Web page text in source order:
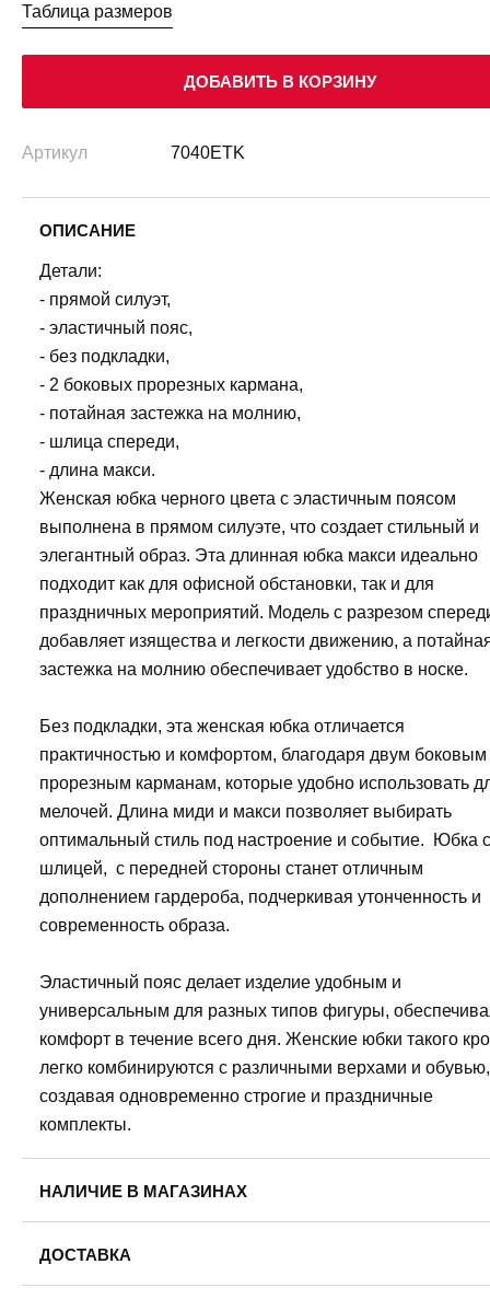
Таблица размеров
ДОБАВИТЬ В КОРЗИНУ
Артикул 7040ETK
ОПИСАНИЕ
Детали:
- прямой силуэт,
- эластичный пояс,
- без подкладки,
- 2 боковых прорезных кармана,
- потайная застежка на молнию,
- шлица спереди,
- длина макси.
Женская юбка черного цвета с эластичным поясом
выполнена в прямом силуэте, что создает стильный и
элегантный образ. Эта длинная юбка макси идеально
подходит как для офисной обстановки, так и для
праздничных мероприятий. Модель с разрезом
добавляет изящества и легкости движению, а
застежка на молнию обеспечивает удобство в носке.
Без подкладки, эта женская юбка отличается
практичностью и комфортом, благодаря двум боковым
прорезным карманам, которые удобно использовать
мелочей. Длина миди и макси позволяет выбирать
оптимальный стиль под настроение и событие. Юбка с
шлицей, с передней стороны станет отличным
дополнением гардероба, подчеркивая утонченность и
современность образа.
Эластичный пояс делает изделие удобным и
универсальным для разных типов фигуры,
комфорт в течение всего дня. Женские юбки такого
легко комбинируются с различными верхами и обувью,
создавая одновременно строгие и праздничные
комплекты.
НАЛИЧИЕ В МАГАЗИНАХ
42
46 48
ДОСТАВКА
Пермь — бесплатно